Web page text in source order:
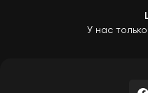
У нас